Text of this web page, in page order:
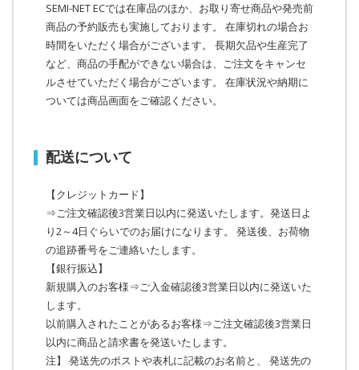
SEMI-NET ECでは在庫品のほか、お取り寄せ商品や発売前
商品の予約販売も実施しております。 在庫切れの場合お
時間をいただく場合がございます。 長期欠品や生産完了
など、商品の手配ができない場合は、ご注文をキャンセ
ルさせていただく場合がございます。 在庫状況や納期に
ついては商品画面をご確認ください。
配送について
【クレジットカード】
⇒ご注文確認後3営業日以内に発送いたします。発送日よ
り2～4日ぐらいでのお届けになります。 発送後、お荷物
の追跡番号をご連絡いたします。
【銀行振込】
新規購入のお客様⇒ご入金確認後3営業日以内に発送いた
します。
以前購入されたことがあるお客様⇒ご注文確認後3営業日
以内に商品と請求書を発送いたします。
注】 発送先のポストや表札に記載のお名前と、 発送先の